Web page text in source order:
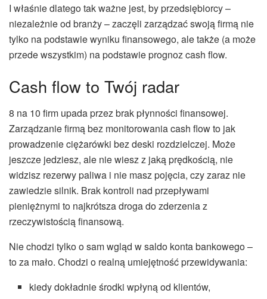
I właśnie dlatego tak ważne jest, by przedsiębiorcy –
niezależnie od branży – zaczęli zarządzać swoją firmą nie
tylko na podstawie wyniku finansowego, ale także (a może
przede wszystkim) na podstawie prognoz cash flow.
Cash flow to Twój radar
8 na 10 firm upada przez brak płynności finansowej.
Zarządzanie firmą bez monitorowania cash flow to jak
prowadzenie ciężarówki bez deski rozdzielczej. Może
jeszcze jedziesz, ale nie wiesz z jaką prędkością, nie
widzisz rezerwy paliwa i nie masz pojęcia, czy zaraz nie
zawiedzie silnik. Brak kontroli nad przepływami
pieniężnymi to najkrótsza droga do zderzenia z
rzeczywistością finansową.
Nie chodzi tylko o sam wgląd w saldo konta bankowego –
to za mało. Chodzi o realną umiejętność przewidywania:
kiedy dokładnie środki wpłyną od klientów,